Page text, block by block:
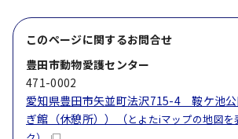
このページに関するお問合せ
豊田市動物愛護センター
471-0002
愛知県豊田市矢並町法沢715-4 鞍ケ池公
ぎ館（休憩所））（とよたiマップの地図